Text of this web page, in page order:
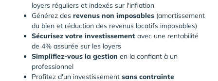
loyers réguliers et indexés sur l'inflation
Générez des revenus non imposables (amortissement
du bien et réduction des revenus locatifs imposables)
Sécurisez votre investissement avec une rentabilité
de 4% assurée sur les loyers
Simplifiez-vous la gestion en la confiant à un
professionnel
Profitez d'un investissement sans contrainte